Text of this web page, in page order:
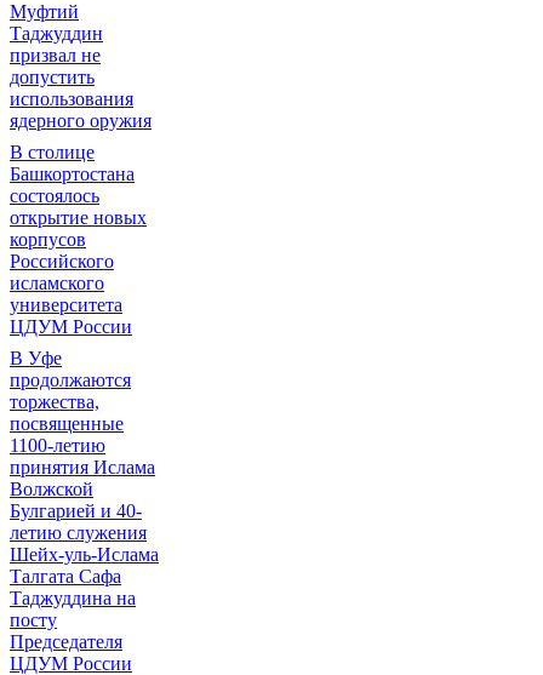
Муфтий
Таджуддин
призвал не
допустить
использования
ядерного оружия
В столице
Башкортостана
состоялось
открытие новых
корпусов
Российского
исламского
университета
ЦДУМ России
В Уфе
продолжаются
торжества,
посвященные
1100-летию
принятия Ислама
Волжской
Булгарией и 40-
летию служения
Шейх-уль-Ислама
Талгата Сафа
Таджуддина на
посту
Председателя
ЦДУМ России